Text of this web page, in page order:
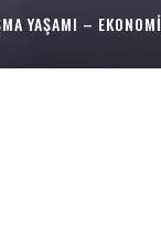
YAŞAMI – EKONOMI